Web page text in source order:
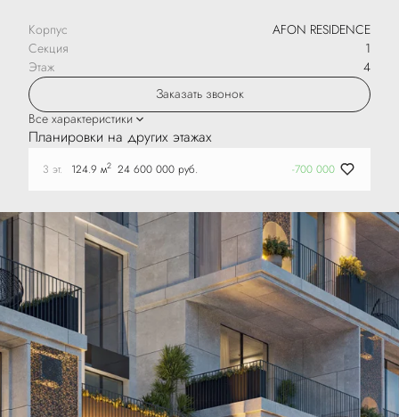
Корпус
AFON RESIDENCE
Секция
1
Этаж
4
Заказать звонок
Все характеристики
Планировки на других этажах
3 эт. 124.9 м2 24 600 000 руб. -700 000